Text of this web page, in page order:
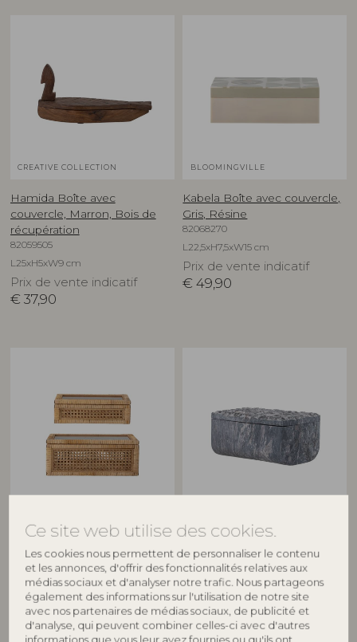
Ce site web utilise des cookies.
Les cookies nous permettent de personnaliser le contenu
et les annonces, d'offrir des fonctionnalités relatives aux
médias sociaux et d'analyser notre trafic. Nous partageons
également des informations sur l'utilisation de notre site
avec nos partenaires de médias sociaux, de publicité et
d'analyse, qui peuvent combiner celles-ci avec d'autres
CREATIVE COLLECTION
Hamida Boîte avec
couvercle, Marron, Bois de
récupération
82059505
L25xH5xW9 cm
Prix de vente indicatif
€ 37,90
BLOOMINGVILLE
Kabela Boîte avec couvercle,
Gris, Résine
82068270
L22,5xH7,5xW15 cm
Prix de vente indicatif
€ 49,90
Lally Boîte avec couvercle,
Nature, Rotin
82047910
L32xH9xW17/L39xH15,5xW24 cm,
Set of 2
Prix de vente indicatif
145,00
Nubia Boîte avec couvercle,
Gris, Pierre ollaire
82068640
L15xH7,5xW10 cm
Prix de vente indicatif
€ 39,90